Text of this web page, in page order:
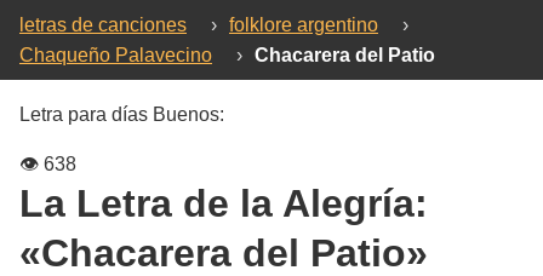
letras de canciones › folklore argentino
›
Chaqueño Palavecino
› Chacarera del Patio
Letra para días Buenos:
👁️ 638
La Letra de la Alegría:
«Chacarera del Patio»